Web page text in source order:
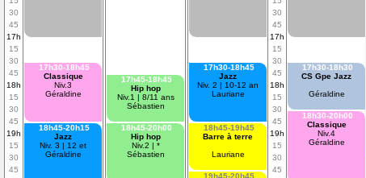
30
45
17h
15
30
45
18h
15
30
45
19h
15
30
45
17h30-18h45
Classique
Niv.3
Géraldine
18h45-20h15
Jazz
Niv. 3 | 12 et
Géraldine
17h45-18h45
Hip hop
Niv.1 | 8/11 ans
Sébastien
18h45-20h00
Hip hop
Niv.2 | *
Sébastien
17h30-18h45
Jazz
Niv. 2 | 10-12 an
Lauriane
18h45-19h45
Barre à terre
Lauriane
19h45-20h45
30
45
17h
15
30
45
18h
15
30
45
19h
15
30
45
17h30-18h30
CS Gpe Jazz
Géraldine
18h30-20h00
Classique
Niv.4
Géraldine